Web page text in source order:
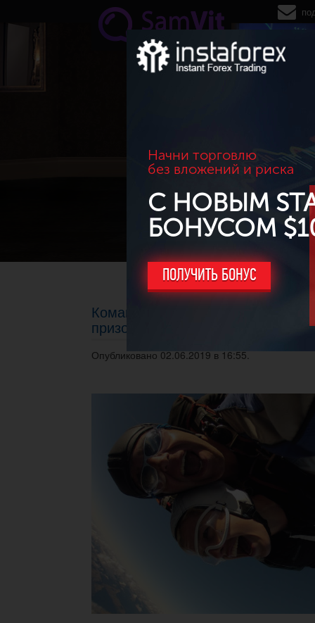
Перейти к основному содержанию
Начни торговлю
без вложений и риска
С НОВЫМ
БОНУСОМ
ПОЛУЧИТЬ БОНУС
Командный конкурс трейдеров
призовым фондом в 330 000 RUB
Опубликовано 02.06.2019 в 16:55.